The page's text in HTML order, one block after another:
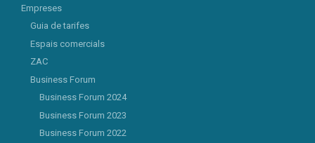
Empreses
Guia de tarifes
Espais comercials
ZAC
Business Forum
Business Forum 2024
Business Forum 2023
Business Forum 2022